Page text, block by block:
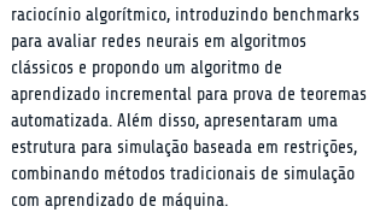
raciocínio algorítmico, introduzindo benchmarks
para avaliar redes neurais em algoritmos
clássicos e propondo um algoritmo de
aprendizado incremental para prova de teoremas
automatizada. Além disso, apresentaram uma
estrutura para simulação baseada em restrições,
combinando métodos tradicionais de simulação
com aprendizado de máquina.